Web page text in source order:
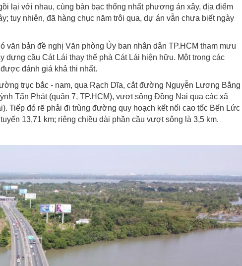
lại với nhau, cùng bàn bạc thống nhất phương án xây, địa điểm
tuy nhiên, đã hàng chục năm trôi qua, dự án vẫn chưa biết ngày
văn bản đề nghị Văn phòng Ủy ban nhân dân TP.HCM tham mưu
dựng cầu Cát Lái thay thế phà Cát Lái hiện hữu. Một trong các
đánh giá khả thi nhất.
trục bắc - nam, qua Rạch Dĩa, cắt đường Nguyễn Lương Bằng
Tấn Phát (quận 7, TP.HCM), vượt sông Đồng Nai qua các xã
Tiếp đó rẽ phải đi trùng đường quy hoạch kết nối cao tốc Bến Lức
13,71 km; riêng chiều dài phần cầu vượt sông là 3,5 km.